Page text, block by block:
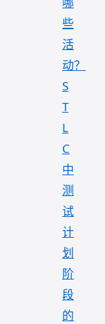
些
活
动？
S
T
L
C
中
测
试
计
划
阶
段
的